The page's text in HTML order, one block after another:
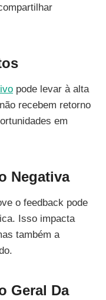
pode levar à alta
recebem retorno
em
Negativa
o feedback pode
Isso impacta
também a
Geral Da